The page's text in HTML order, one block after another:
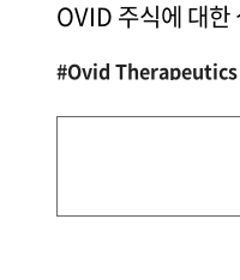
OVID 주식에 대한
#Ovid